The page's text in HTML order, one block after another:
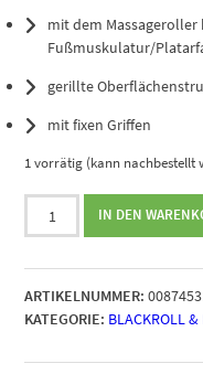
mit dem Massageroller
Fußmuskulatur/
gerillte
mit fixen Griffen
1 vorrätig (kann nachbestellt
Massageroller
IN DEN
ARTIKELNUMMER:
KATEGORIE: BLACKROLL &